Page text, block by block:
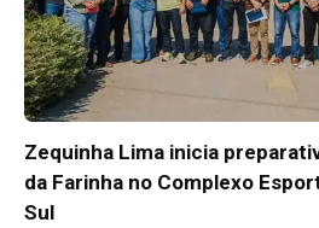
Zequinha Lima inicia
da Farinha no Complexo
Sul